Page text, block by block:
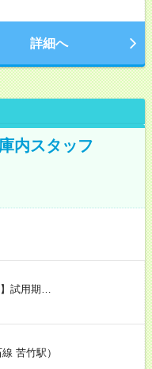
詳細へ
内スタッフ
試用期…
苦竹駅）